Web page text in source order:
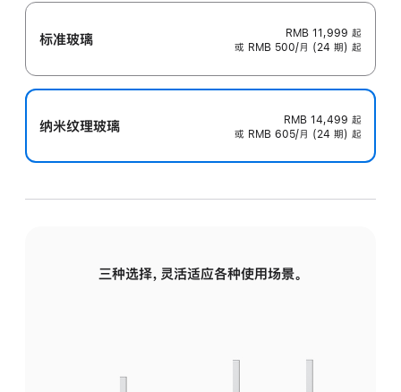
标准玻璃 RMB 11,999 起
或 RMB 500/月 (24 期) 起
纳米纹理玻璃 RMB 14,499 起
或 RMB 605/月 (24 期) 起
三种选择，灵活适应各种使用场景。